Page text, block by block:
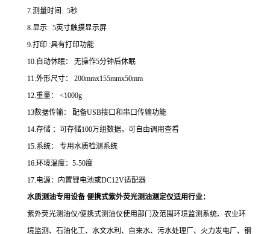
7.测量时间 : 5秒
8.显示: 5英寸触摸显示屏
9.打印 :具有打印功能
10.自动休眠： 无操作5分钟后休眠
11.外形尺寸：
200mmx155mmx50mm
12.重量：
<1000g
13数据传输： 配备USB接口和串口传输功能
14.存储 ： 可存储100万组数据，可自由调用查看
15.系统：
专用水质检测系统
16.环境温度：5-50度
17.电源： 内置锂电池或DC12V适配器
水质测油专用设备 便携式紫外荧光测油测定仪适用行业：
紫外荧光测油仪/便携式测油仪使用部门及范围环境监测系统、农业环
境监测、石油化工、水文水利、自来水、污水处理厂、火力发电厂、钢